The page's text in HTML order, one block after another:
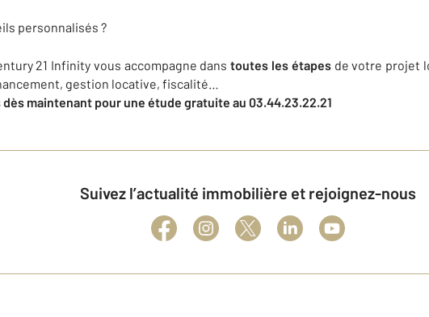
personnalisés ?
21 Infinity vous accompagne danstoutes les étapesde votre projet
gestion locative, fiscalité…
maintenant pour une étude gratuite au 03.44.23.22.21
Suivez l’actualité immobilière et rejoignez-nous